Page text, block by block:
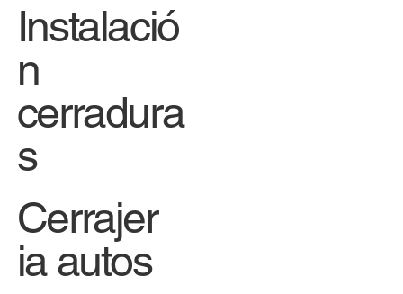
Instalació
n
cerradura
s
Cerrajer
ia autos